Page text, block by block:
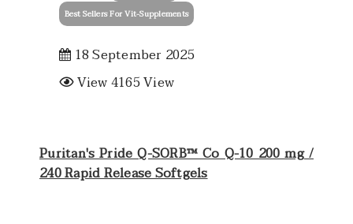
Best Sellers For Vit-Supplements
18 September 2025
View 4165 View
Puritan's Pride Q-SORB™ Co Q-10 200 mg /
240 Rapid Release Softgels